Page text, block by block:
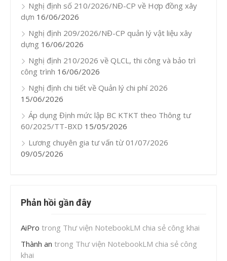
Nghị định số 210/2026/NĐ-CP về Hợp đồng xây
dựn 16/06/2026
Nghị định 209/2026/NĐ-CP quản lý vật liệu xây
dựng 16/06/2026
Nghị định 210/2026 về QLCL, thi công và bảo trì
công trình 16/06/2026
Nghị định chi tiết về Quản lý chi phí 2026
15/06/2026
Áp dụng Định mức lập BC KTKT theo Thông tư
60/2025/TT-BXD 15/05/2026
Lương chuyên gia tư vấn từ 01/07/2026
09/05/2026
Phản hồi gần đây
AiPro trong Thư viện NotebookLM chia sẻ công khai
Thành an trong Thư viện NotebookLM chia sẻ công
khai